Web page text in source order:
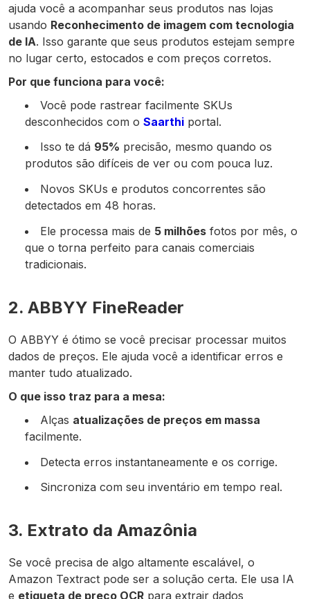
ajuda você a acompanhar seus produtos nas lojas
usando Reconhecimento de imagem com tecnologia
de IA. Isso garante que seus produtos estejam sempre
no lugar certo, estocados e com preços corretos.
Por que funciona para você:
Você pode rastrear facilmente SKUs
desconhecidos com o Saarthi portal.
Isso te dá 95% precisão, mesmo quando os
produtos são difíceis de ver ou com pouca luz.
Novos SKUs e produtos concorrentes são
detectados em 48 horas.
Ele processa mais de 5 milhões fotos por mês, o
que o torna perfeito para canais comerciais
tradicionais.
2. ABBYY FineReader
O ABBYY é ótimo se você precisar processar muitos
dados de preços. Ele ajuda você a identificar erros e
manter tudo atualizado.
O que isso traz para a mesa:
Alças atualizações de preços em massa
facilmente.
Detecta erros instantaneamente e os corrige.
Sincroniza com seu inventário em tempo real.
3. Extrato da Amazônia
Se você precisa de algo altamente escalável, o
Amazon Textract pode ser a solução certa. Ele usa IA
e etiqueta de preço OCR para extrair dados